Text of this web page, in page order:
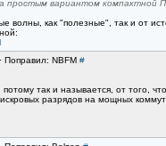
простым вариантом компактной
волны, как "полезные", так и от
Поправил: NBFM #
потому так и называется, от того,
разрядов на мощных